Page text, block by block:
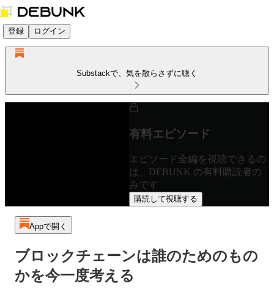
登録 ログイン
Substackで、気を散らさずに聴く
有料エピソード
エピソード全編を視聴できるの
は、DEBUNK の有料購読者の
みです
購読して視聴する
Appで開く
ブロックチェーンは誰のためのもの
かを今一度考える